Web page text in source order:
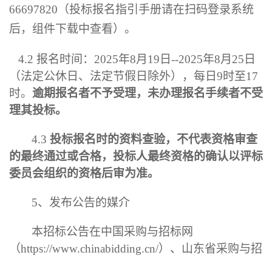
66697820 （投标报名指引手册请在扫码登录系统
后，组件下载中查看）。
4.2 报名时间 ： 2025年8月 19 日--2025年8月 25 日
（法定公休日、法定节假日除外）， 每日9时至17
时。 逾期报名者不予受理，未办理报名手续者不受
理其投标。
4.3 投标报名时的资料查验，不代表资格审查
的最终通过或合格，投标人最终资格的确认以评标
委员会组织的资格后审为准。
5、发布公告的媒介
本招标公告在中国采购与招标网
（https://www.chinabidding.cn/）、山东省采购与招